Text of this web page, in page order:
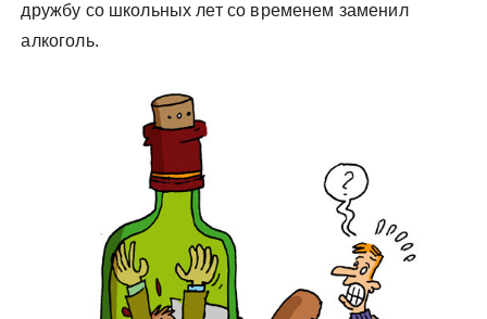
дружбу со школьных лет со временем заменил
алкоголь.